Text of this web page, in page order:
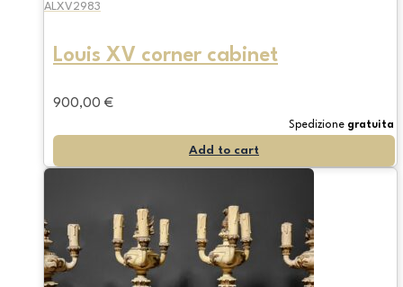
ALXV2983
Louis XV corner cabinet
900,00 €
Spedizione gratuita
Add to cart